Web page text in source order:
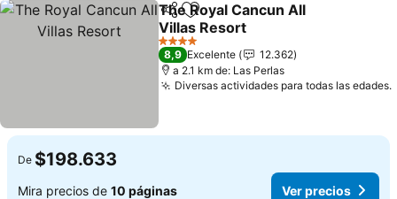
Compartir
Agregar a favoritos
The Royal Cancun All
Villas Resort
4 Estrellas
8,9 Excelente
12.362
a 2.1 km de: Las Perlas
Diversas actividades para todas las edades.
De $198.633
Mira precios de 10 páginas Ver precios